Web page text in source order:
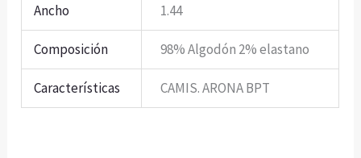
Ancho 1.44
Composición 98% Algodón 2% elastano
Características CAMIS. ARONA BPT